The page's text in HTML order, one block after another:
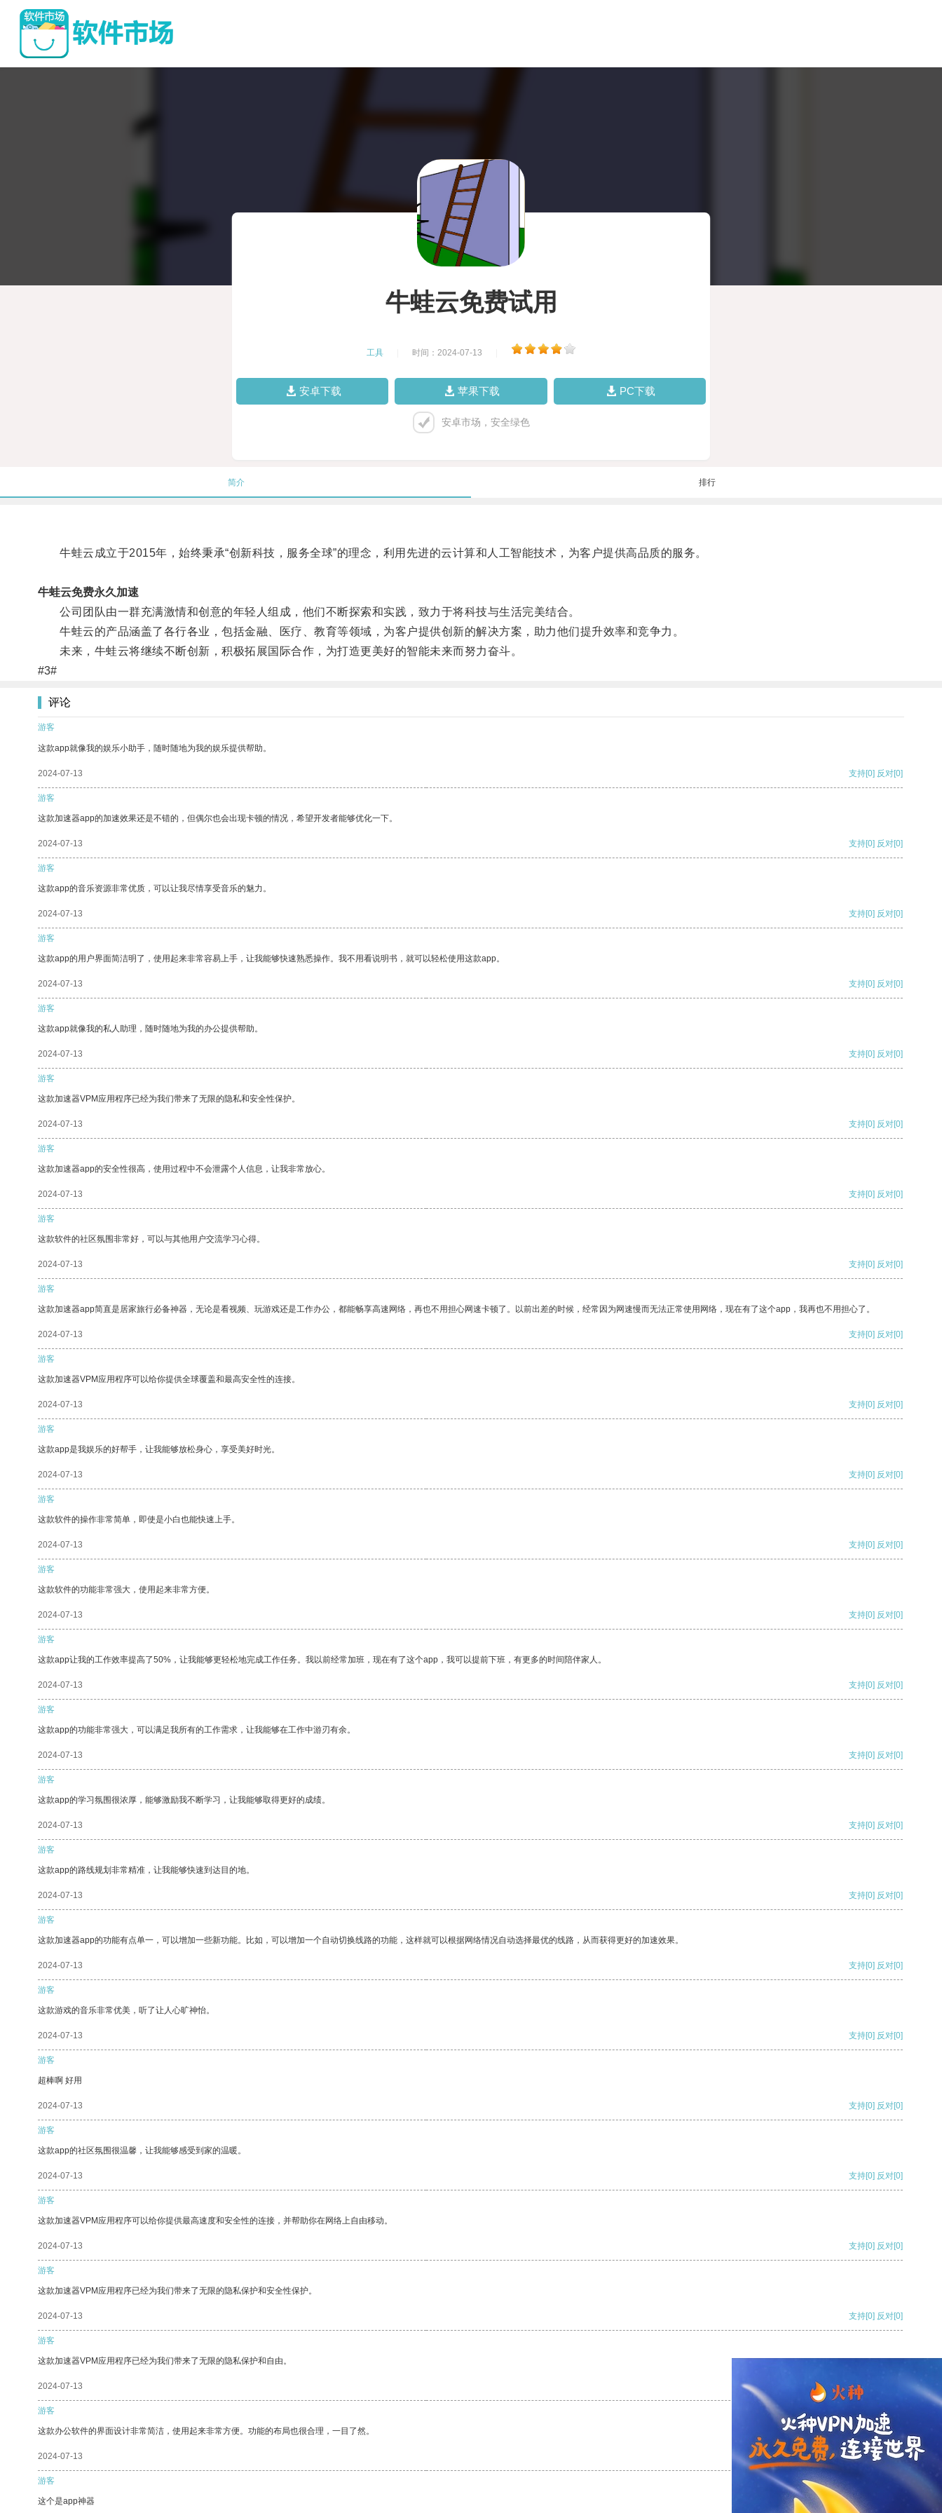
牛蛙云免费试用
工具 时间：2024-07-13
安卓下载 苹果下载 PC下载
安卓市场，安全绿色
简介 排行
牛蛙云成立于2015年，始终秉承“创新科技，服务全球”的理念，利用先进的云计算和人工智能技术，为客户提供高品质的服务。
牛蛙云免费永久加速
公司团队由一群充满激情和创意的年轻人组成，他们不断探索和实践，致力于将科技与生活完美结合。
牛蛙云的产品涵盖了各行各业，包括金融、医疗、教育等领域，为客户提供创新的解决方案，助力他们提升效率和竞争力。
未来，牛蛙云将继续不断创新，积极拓展国际合作，为打造更美好的智能未来而努力奋斗。
#3#
评论
游客
这款app就像我的娱乐小助手，随时随地为我的娱乐提供帮助。
2024-07-13 支持[0] 反对[0]
游客
这款加速器app的加速效果还是不错的，但偶尔也会出现卡顿的情况，希望开发者能够优化一下。
2024-07-13 支持[0] 反对[0]
游客
这款app的音乐资源非常优质，可以让我尽情享受音乐的魅力。
2024-07-13 支持[0] 反对[0]
游客
这款app的用户界面简洁明了，使用起来非常容易上手，让我能够快速熟悉操作。我不用看说明书，就可以轻松使用这款app。
2024-07-13 支持[0] 反对[0]
游客
这款app就像我的私人助理，随时随地为我的办公提供帮助。
2024-07-13 支持[0] 反对[0]
游客
这款加速器VPM应用程序已经为我们带来了无限的隐私和安全性保护。
2024-07-13 支持[0] 反对[0]
游客
这款加速器app的安全性很高，使用过程中不会泄露个人信息，让我非常放心。
2024-07-13 支持[0] 反对[0]
游客
这款软件的社区氛围非常好，可以与其他用户交流学习心得。
2024-07-13 支持[0] 反对[0]
游客
这款加速器app简直是居家旅行必备神器，无论是看视频、玩游戏还是工作办公，都能畅享高速网络，再也不用担心网速卡顿了。以前出差的时候，经常因为网速慢而无法正常使用网络，现在有了这个app，我再也不用担心了。
2024-07-13 支持[0] 反对[0]
游客
这款加速器VPM应用程序可以给你提供全球覆盖和最高安全性的连接。
2024-07-13 支持[0] 反对[0]
游客
这款app是我娱乐的好帮手，让我能够放松身心，享受美好时光。
2024-07-13 支持[0] 反对[0]
游客
这款软件的操作非常简单，即使是小白也能快速上手。
2024-07-13 支持[0] 反对[0]
游客
这款软件的功能非常强大，使用起来非常方便。
2024-07-13 支持[0] 反对[0]
游客
这款app让我的工作效率提高了50%，让我能够更轻松地完成工作任务。我以前经常加班，现在有了这个app，我可以提前下班，有更多的时间陪伴家人。
2024-07-13 支持[0] 反对[0]
游客
这款app的功能非常强大，可以满足我所有的工作需求，让我能够在工作中游刃有余。
2024-07-13 支持[0] 反对[0]
游客
这款app的学习氛围很浓厚，能够激励我不断学习，让我能够取得更好的成绩。
2024-07-13 支持[0] 反对[0]
游客
这款app的路线规划非常精准，让我能够快速到达目的地。
2024-07-13 支持[0] 反对[0]
游客
这款加速器app的功能有点单一，可以增加一些新功能。比如，可以增加一个自动切换线路的功能，这样就可以根据网络情况自动选择最优的线路，从而获得更好的加速效果。
2024-07-13 支持[0] 反对[0]
游客
这款游戏的音乐非常优美，听了让人心旷神怡。
2024-07-13 支持[0] 反对[0]
游客
超棒啊 好用
2024-07-13 支持[0] 反对[0]
游客
这款app的社区氛围很温馨，让我能够感受到家的温暖。
2024-07-13 支持[0] 反对[0]
游客
这款加速器VPM应用程序可以给你提供最高速度和安全性的连接，并帮助你在网络上自由移动。
2024-07-13 支持[0] 反对[0]
游客
这款加速器VPM应用程序已经为我们带来了无限的隐私保护和安全性保护。
2024-07-13 支持[0] 反对[0]
游客
这款加速器VPM应用程序已经为我们带来了无限的隐私保护和自由。
2024-07-13 支持
游客
这款办公软件的界面设计非常简洁，使用起来非常方便。功能的布局也很合理，一目了然。
2024-07-13 支持[0] 反对[0]
游客
这个是app神器